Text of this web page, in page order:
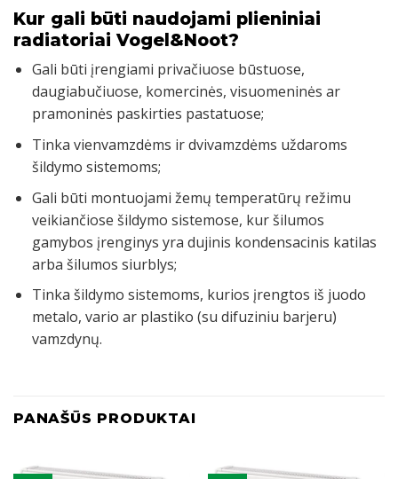
Kur gali būti naudojami plieniniai
radiatoriai Vogel&Noot?
Gali būti įrengiami privačiuose būstuose,
daugiabučiuose, komercinės, visuomeninės ar
pramoninės paskirties pastatuose;
Tinka vienvamzdėms ir dvivamzdėms uždaroms
šildymo sistemoms;
Gali būti montuojami žemų temperatūrų režimu
veikiančiose šildymo sistemose, kur šilumos
gamybos įrenginys yra dujinis kondensacinis katilas
arba šilumos siurblys;
Tinka šildymo sistemoms, kurios įrengtos iš juodo
metalo, vario ar plastiko (su difuziniu barjeru)
vamzdynų.
PANAŠŪS PRODUKTAI